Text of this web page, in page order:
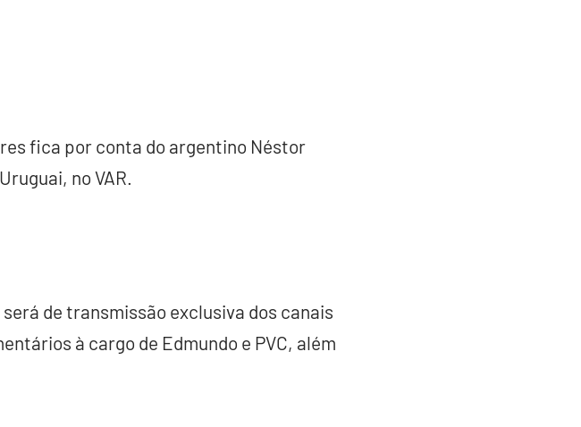
fica por conta do argentino Néstor
no VAR.
de transmissão exclusiva dos canais
à cargo de Edmundo e PVC, além